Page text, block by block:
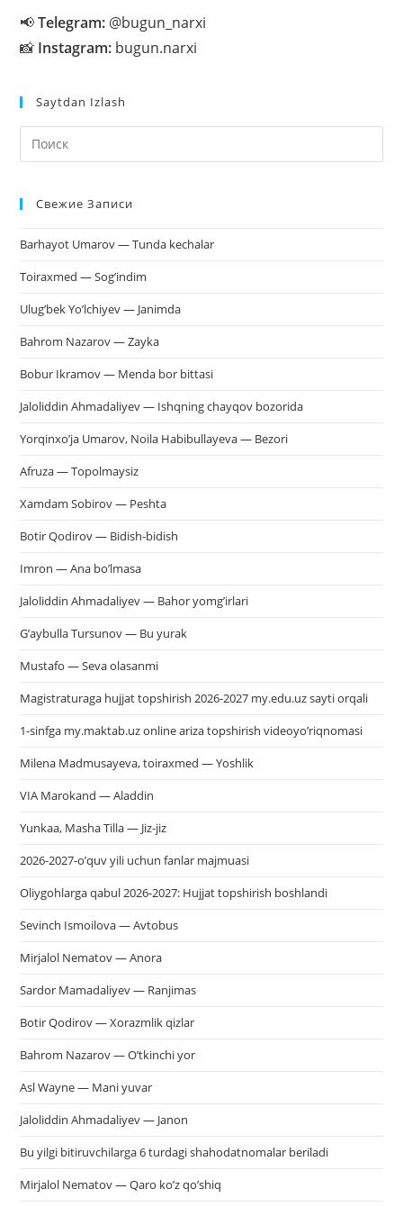
📢Telegram: @bugun_narxi
📸 Instagram: bugun.narxi
Saytdan Izlash
Свежие Записи
Barhayot Umarov — Tunda kechalar
Toiraxmed — Sog’indim
Ulug’bek Yo’lchiyev — Janimda
Bahrom Nazarov — Zayka
Bobur Ikramov — Menda bor bittasi
Jaloliddin Ahmadaliyev — Ishqning chayqov bozorida
Yorqinxo’ja Umarov, Noila Habibullayeva — Bezori
Afruza — Topolmaysiz
Xamdam Sobirov — Peshta
Botir Qodirov — Bidish-bidish
Imron — Ana bo’lmasa
Jaloliddin Ahmadaliyev — Bahor yomg’irlari
G’aybulla Tursunov — Bu yurak
Mustafo — Seva olasanmi
Magistraturaga hujjat topshirish 2026-2027 my.edu.uz sayti orqali
1-sinfga my.maktab.uz online ariza topshirish videoyo’riqnomasi
Milena Madmusayeva, toiraxmed — Yoshlik
VIA Marokand — Aladdin
Yunkaa, Masha Tilla — Jiz-jiz
2026-2027-o’quv yili uchun fanlar majmuasi
Oliygohlarga qabul 2026-2027: Hujjat topshirish boshlandi
Sevinch Ismoilova — Avtobus
Mirjalol Nematov — Anora
Sardor Mamadaliyev — Ranjimas
Botir Qodirov — Xorazmlik qizlar
Bahrom Nazarov — O’tkinchi yor
Asl Wayne — Mani yuvar
Jaloliddin Ahmadaliyev — Janon
Bu yilgi bitiruvchilarga 6 turdagi shahodatnomalar beriladi
Mirjalol Nematov — Qaro ko’z qo’shiq